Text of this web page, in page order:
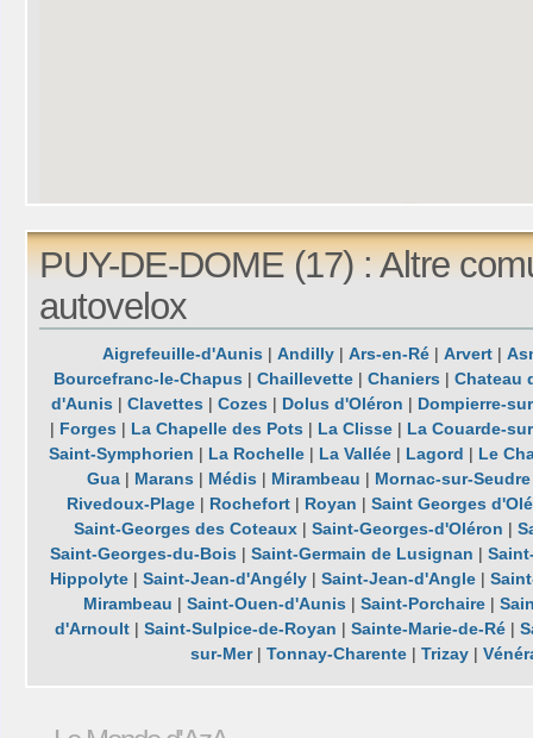
PUY-DE-DOME (17) : Altre
autovelox
Aigrefeuille-d'Aunis | Andilly| Ars-en-Ré| Arvert|
Bourcefranc-le-Chapus | Chaillevette| Chaniers | Chateau
d'Aunis | Clavettes | Cozes | Dolus d'Oléron | Dompierre-
| Forges | La Chapelle des Pots | La Clisse | La Couarde-
Saint-Symphorien | La Rochelle| La Vallée| Lagord | Le
Gua | Marans | Médis | Mirambeau | Mornac-sur-Seudre
Rivedoux-Plage| Rochefort| Royan | Saint Georges
Saint-Georges des Coteaux| Saint-Georges-d'Oléron |
Saint-Georges-du-Bois | Saint-Germain de Lusignan |
Hippolyte| Saint-Jean-d'Angély| Saint-Jean-d'Angle|
Mirambeau |Saint-Ouen-d'Aunis |Saint-Porchaire |
d'Arnoult| Saint-Sulpice-de-Royan | Sainte-Marie-de-Ré|
sur-Mer|Tonnay-Charente |Trizay |